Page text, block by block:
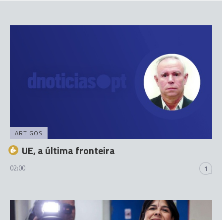
ARTIGOS
UE, a última fronteira
02:00 1